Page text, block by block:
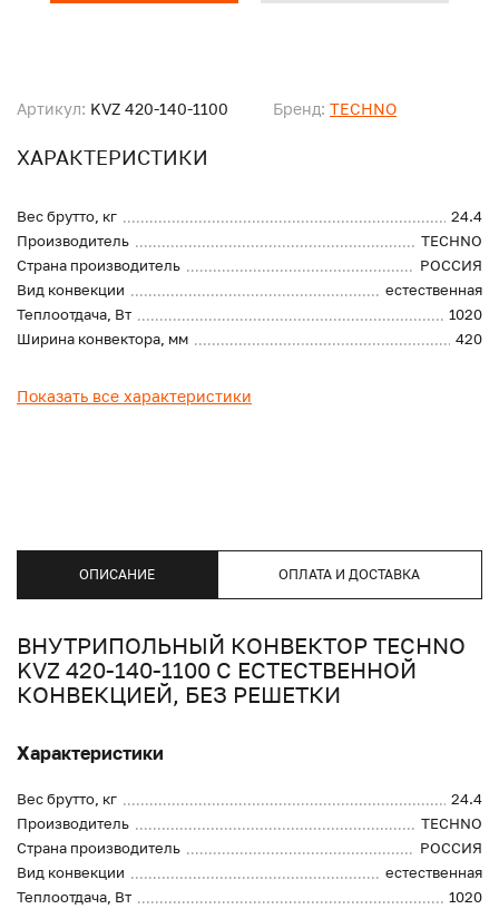
Артикул: KVZ 420-140-1100 Бренд: TECHNO
ХАРАКТЕРИСТИКИ
Вес брутто, кг
24.4
Производитель
TECHNO
Страна производитель
РОССИЯ
Вид конвекции
естественная
Теплоотдача, Вт
1020
Ширина конвектора, мм
420
Показать все характеристики
ОПИСАНИЕ ОПЛАТА И ДОСТАВКА
ВНУТРИПОЛЬНЫЙ КОНВЕКТОР TECHNO
KVZ 420-140-1100 С ЕСТЕСТВЕННОЙ
КОНВЕКЦИЕЙ, БЕЗ РЕШЕТКИ
Характеристики
Вес брутто, кг
24.4
Производитель
TECHNO
Страна производитель
РОССИЯ
Вид конвекции
естественная
Теплоотдача, Вт
1020